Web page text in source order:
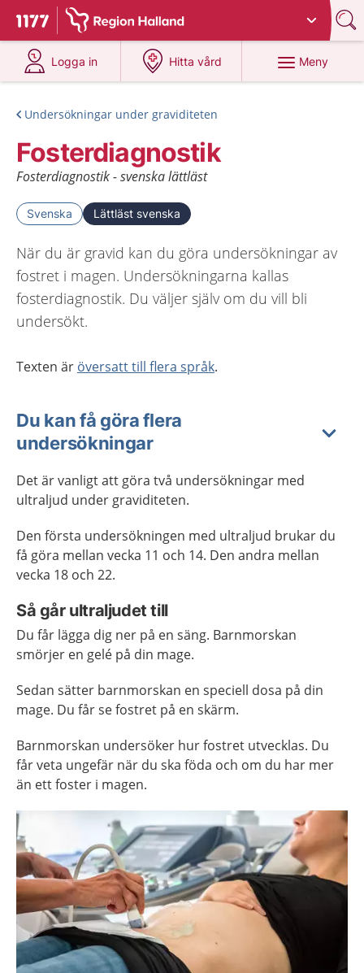
Till startsidan för 1177
Du har valt region Halland
Logga in
på 1177.se
Hitta vård
på 1177.se
Meny
Undersökningar under graviditeten
Fosterdiagnostik
Fosterdiagnostik - svenska lättläst
Svenska Lättläst svenska
När du är gravid kan du göra undersökningar av
fostret i magen. Undersökningarna kallas
fosterdiagnostik. Du väljer själv om du vill bli
undersökt.
Texten är översatt till flera språk.
Du kan få göra flera
undersökningar
Det är vanligt att göra två undersökningar med
ultraljud under graviditeten.
Den första undersökningen med ultraljud brukar du
få göra mellan vecka 11 och 14. Den andra mellan
vecka 18 och 22.
Så går ultraljudet till
Du får lägga dig ner på en säng. Barnmorskan
smörjer en gelé på din mage.
Sedan sätter barnmorskan en speciell dosa på din
mage. Du får se fostret på en skärm.
Barnmorskan undersöker hur fostret utvecklas. Du
får veta ungefär när du ska föda och om du har mer
än ett foster i magen.